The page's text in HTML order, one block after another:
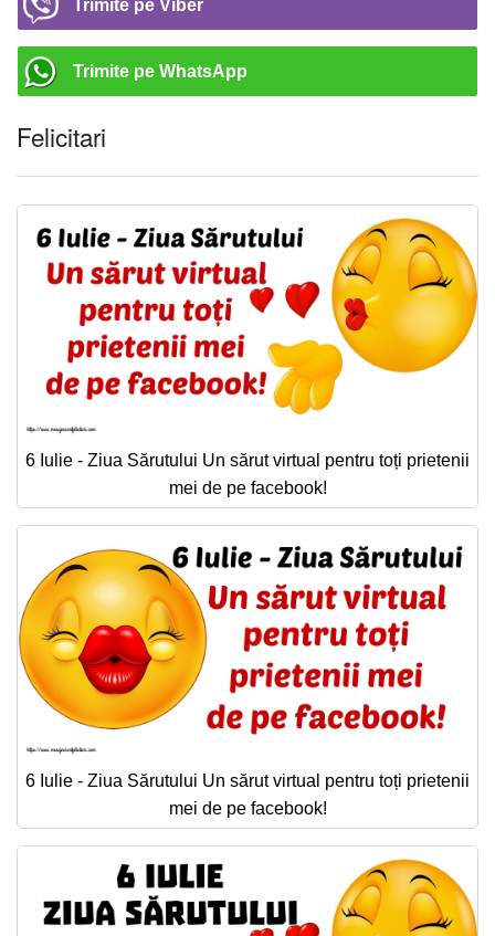
Trimite pe Viber
Trimite pe WhatsApp
Felicitari
6 Iulie - Ziua Sărutului Un sărut virtual pentru toți prietenii
mei de pe facebook!
6 Iulie - Ziua Sărutului Un sărut virtual pentru toți prietenii
mei de pe facebook!